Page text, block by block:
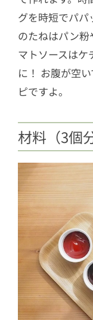
グを時短でパパ
のたねはパン粉
マトソースはケ
に！ お腹が空
ピですよ。
材料（3個